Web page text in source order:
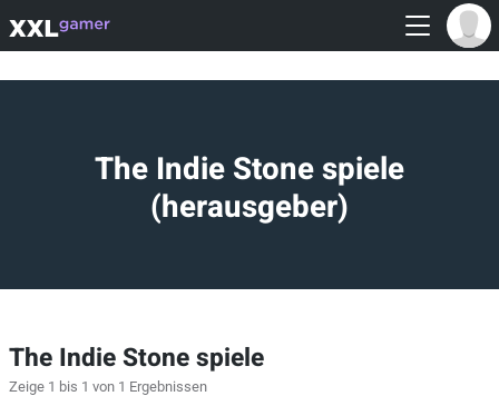
The Indie Stone spiele
(herausgeber)
The Indie Stone spiele
Zeige 1 bis 1 von 1 Ergebnissen